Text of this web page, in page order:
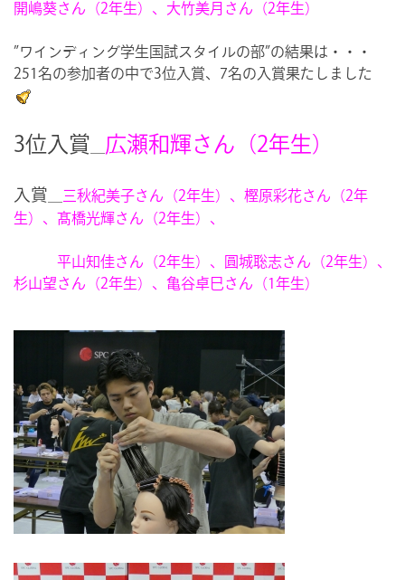
開嶋葵さん（2年生）、大竹美月さん（2年生）
”ワインディング学生国試スタイルの部”の結果は・・・
251名の参加者の中で3位入賞、7名の入賞果たしました
3位入賞 広瀬和輝さん（2年生）
入賞
三秋紀美子さん（2年生）、樫原彩花さん（2年
生）、髙橋光輝さん（2年生）、
平山知佳さん（2年生）、圓城聡志さん（2年生）、
杉山望さん （2年生）、亀谷卓巳さん（1年生）